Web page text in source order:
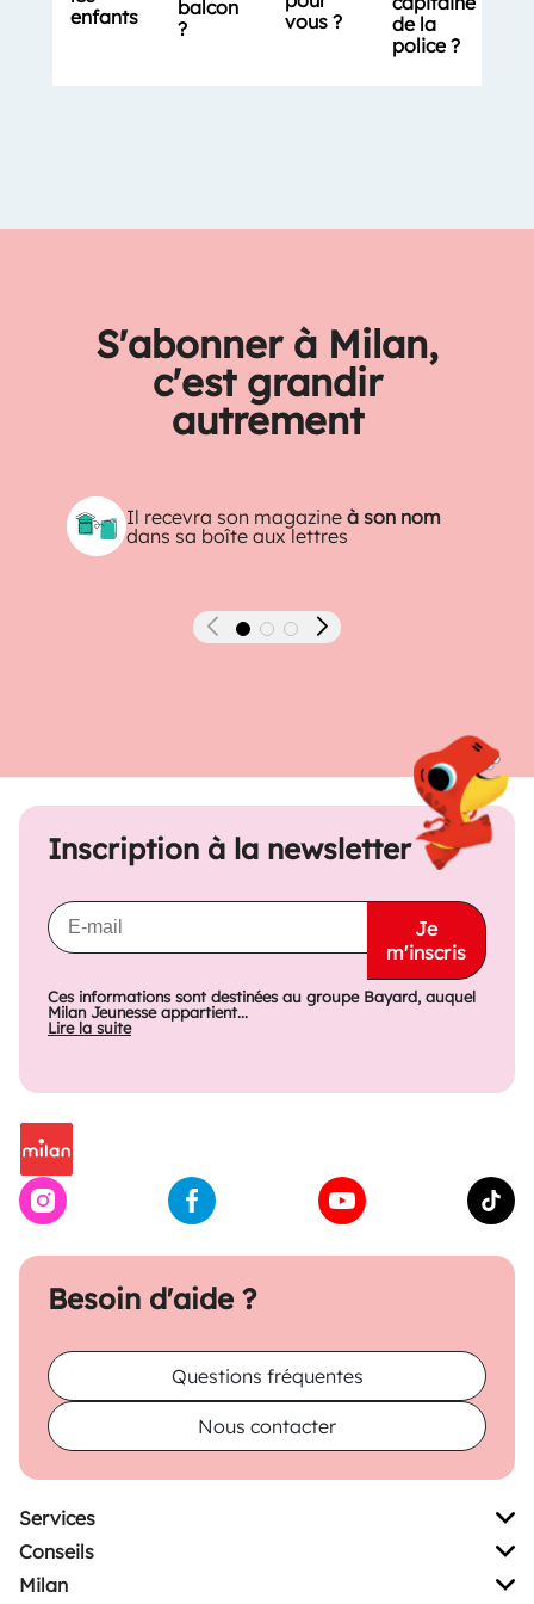
enfants
balcon
?
vous ?
de la
police ?
S'abonner à Milan,
c'est grandir
autrement
Il recevra son magazineà son nom
dans sa boîte aux lettres
Précédent Suivant
Besoin d'aide ?
Questions fréquentes
Nous contacter
Inscription à la newsletter
Je
m'inscris
Ces informations sont destinées au groupe Bayard, auquel
Milan Jeunesse appartient...
Lire la suite
Services
Conseils
Milan